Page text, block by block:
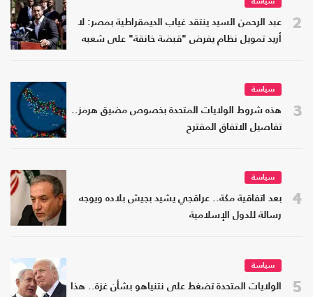
2
عبد الرحمن السيد ينتقد غياب الديمقراطية بمصر: لا
أريد تمويل نظام يفرض "قبضة خانقة" على شعبه
3
سياسة
هذه شروط الولايات المتحدة بخصوص مضيق هرمز..
تفاصيل الاتفاق المقترح
4
سياسة
بعد اتفاقية مكة.. عراقجي يشيد بجيش بلاده ويوجه
رسالة للدول الإسلامية
5
سياسة
الولايات المتحدة تضغط على نتنياهو بشأن غزة.. هذا